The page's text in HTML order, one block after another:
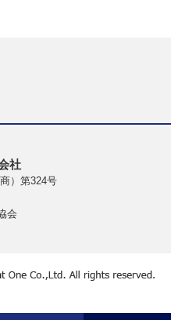
社
）第324号
会